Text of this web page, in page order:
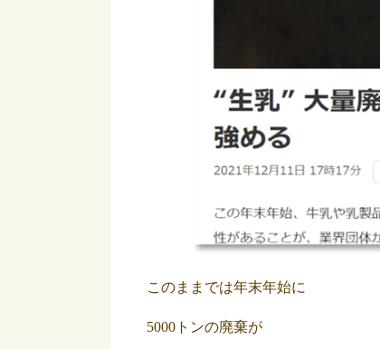
このままでは年末年始に
5000トンの廃棄が